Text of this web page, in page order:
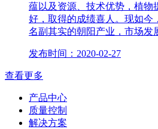
蕴以及资源、技术优势，植物
好，取得的成绩喜人。现如今
名副其实的朝阳产业，市场发
发布时间：2020-02-27
查看更多
产品中心
质量控制
解决方案